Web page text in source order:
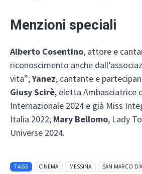
Menzioni speciali
Alberto Cosentino, attore e
riconoscimento anche
vita”;Yanez, cantante e
Giusy Scirè, eletta Ambasciatrice
Internazionale 2024 e già Miss
Italia 2022; Mary Bellomo, Lady
Universe 2024.
TAGS CINEMA MESSINA SAN MARCO